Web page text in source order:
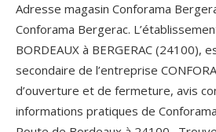
Adresse magasin Conforama
Conforama Bergerac.
BORDEAUX à BERGERAC (24100),
secondaire de l’entreprise
d’ouverture et de fermeture, avis
informations pratiques de